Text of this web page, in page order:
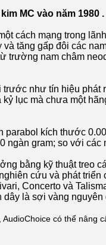
MC vào năm 1980 .
cách mạng trong
tăng gấp đôi các
trường nam châm
như tín hiệu phát
lục mà chưa một
kích thước
ngàn gram; so với
bằng kỹ thuật treo
cứu và phát triển
Concerto và
dây là sợi vàng nguyên
có thể nâng